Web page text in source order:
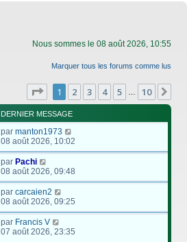
Nous sommes le 08 août 2026, 10:55
Marquer tous les forums comme lus
Page 1sur10
1 2 3 4 5 10
DERNIER MESSAGE
par manton1973
08 août 2026, 10:02
par Pachi
08 août 2026, 09:48
par carcaien2
08 août 2026, 09:25
par Francis V
07 août 2026, 23:35